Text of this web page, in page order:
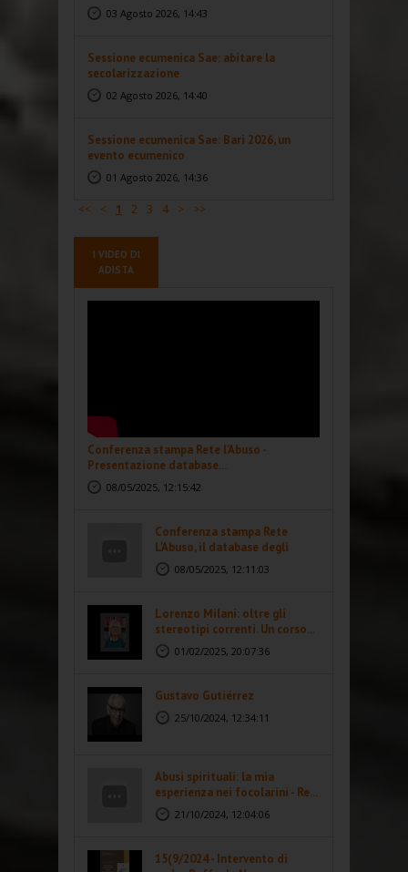
03 Agosto 2026, 14:43
Sessione ecumenica Sae: abitare la
secolarizzazione
02 Agosto 2026, 14:40
Sessione ecumenica Sae: Bari 2026, un
evento ecumenico
01 Agosto 2026, 14:36
<< < 1 2 3 4 > >>
I VIDEO DI
ADISTA
Conferenza stampa Rete l'Abuso -
Presentazione database...
08/05/2025, 12:15:42
Conferenza stampa Rete
L'Abuso, il database degli
abusi...08/05/2025, 12:11:03
Lorenzo Milani: oltre gli
stereotipi correnti. Un corso...
01/02/2025, 20:07:36
Gustavo Gutiérrez
25/10/2024, 12:34:11
Abusi spirituali: la mia
esperienza nei focolarini - Re...
21/10/2024, 12:04:06
15(9/2024 - Intervento di